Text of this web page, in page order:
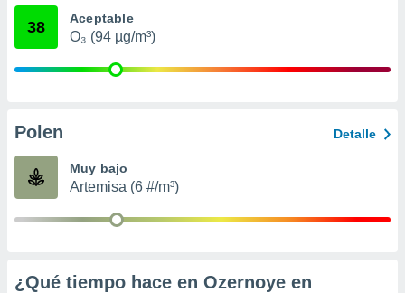
e
de
38 Aceptable
O₃ (94 µg/m³)
Polen Detalle
Muy bajo
Artemisa (6 #/m³)
¿Qué tiempo hace en Ozernoye en